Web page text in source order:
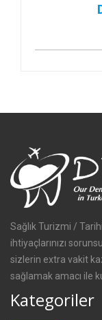
Sağlık Turizmi /
ihtiyaçlarınızı
sizlerin extra vakit
sağlamak amacı ile
Kategoriler